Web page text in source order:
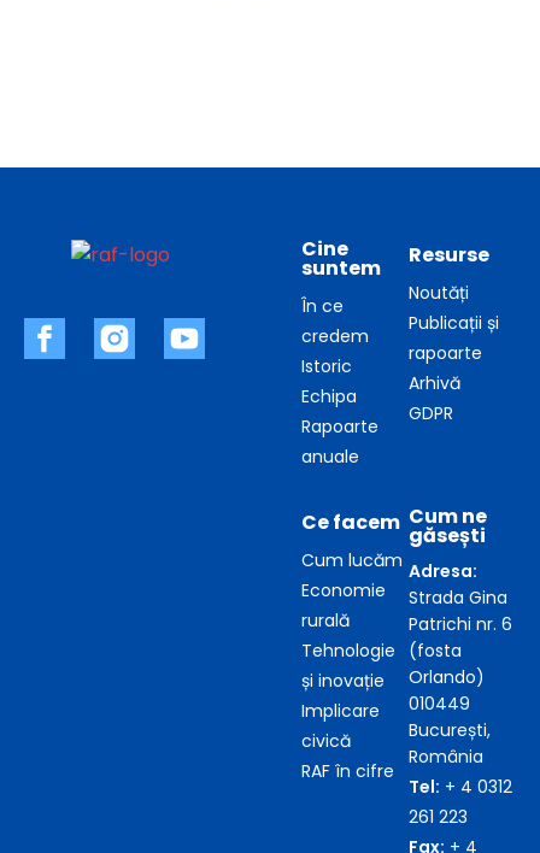
Cine
suntem
În ce
credem
Istoric
Echipa
Rapoarte
anuale
Ce facem
Cum lucăm
Economie
rurală
Tehnologie
și inovație
Implicare
civică
RAF în cifre
Resurse
Noutăți
Publicații și
rapoarte
Arhivă
GDPR
Cum ne
găsești
Adresa:
Strada Gina
Patrichi nr. 6
(fosta
Orlando)
010449
București,
România
Tel: + 4 0312
261 223
Fax: + 4